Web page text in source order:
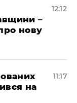
–
нову
12:12
на
11:17